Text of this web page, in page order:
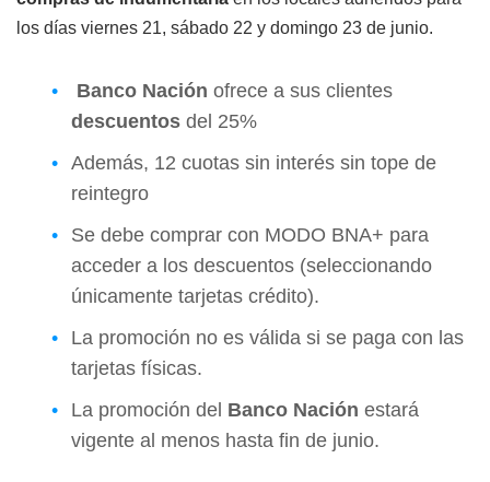
los días viernes 21, sábado 22 y domingo 23 de junio.
Banco Nación ofrece a sus clientes
descuentos del 25%
Además, 12 cuotas sin interés sin tope de
reintegro
Se debe comprar con MODO BNA+ para
acceder a los descuentos (seleccionando
únicamente tarjetas crédito).
La promoción no es válida si se paga con las
tarjetas físicas.
La promoción del Banco Nación estará
vigente al menos hasta fin de junio.